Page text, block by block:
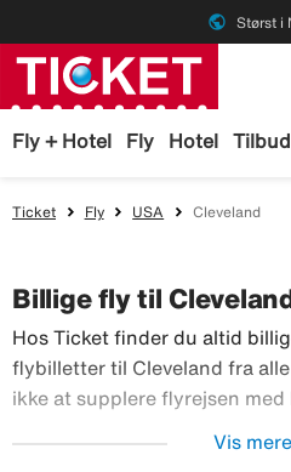
public Størst i
Fly + Hotel Fly Hotel Tilbud
Ticket Fly USA Cleveland
Billige fly til
Hos Ticket finder du altid
flybilletter til Cleveland fra
ikke at supplere flyrejsen
Vis mere